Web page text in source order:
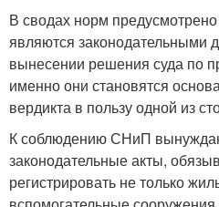
В сводах норм
являются законодательными
вынесении решения суда по
именно они становятся
вердикта в пользу одной из
К соблюдению СНиП
законодательные акты,
регистрировать не только